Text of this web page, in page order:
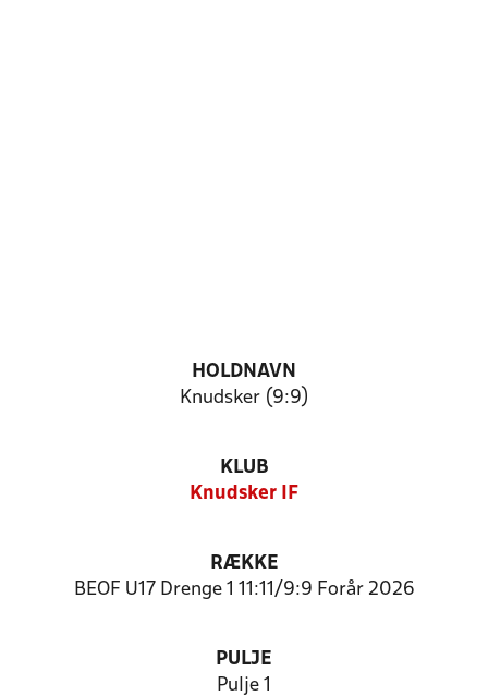
HOLDNAVN
Knudsker (9:9)
KLUB
Knudsker IF
RÆKKE
BEOF U17 Drenge 1 11:11/9:9 Forår 2026
PULJE
Pulje 1